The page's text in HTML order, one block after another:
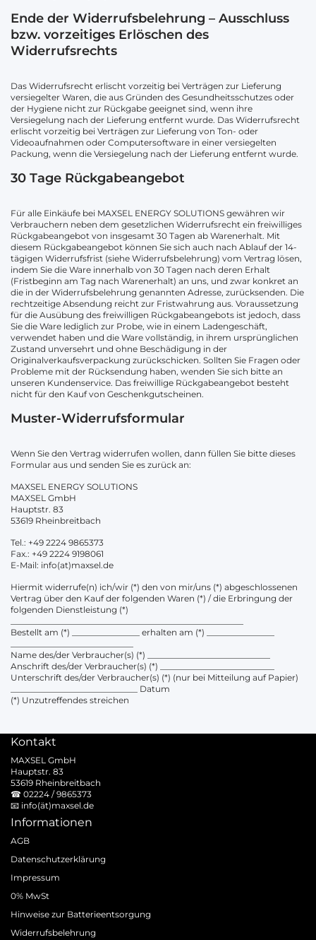
Ende der Widerrufsbelehrung – Ausschluss
bzw. vorzeitiges Erlöschen des
Widerrufsrechts
Das Widerrufsrecht erlischt vorzeitig bei Verträgen zur Lieferung
versiegelter Waren, die aus Gründen des Gesundheitsschutzes oder
der Hygiene nicht zur Rückgabe geeignet sind, wenn ihre
Versiegelung nach der Lieferung entfernt wurde. Das Widerrufsrecht
erlischt vorzeitig bei Verträgen zur Lieferung von Ton- oder
Videoaufnahmen oder Computersoftware in einer versiegelten
Packung, wenn die Versiegelung nach der Lieferung entfernt wurde.
30 Tage Rückgabeangebot
Für alle Einkäufe bei MAXSEL ENERGY SOLUTIONS gewähren wir
Verbrauchern neben dem gesetzlichen Widerrufsrecht ein freiwilliges
Rückgabeangebot von insgesamt 30 Tagen ab Warenerhalt. Mit
diesem Rückgabeangebot können Sie sich auch nach Ablauf der 14-
tägigen Widerrufsfrist (siehe Widerrufsbelehrung) vom Vertrag lösen,
indem Sie die Ware innerhalb von 30 Tagen nach deren Erhalt
(Fristbeginn am Tag nach Warenerhalt) an uns, und zwar konkret an
die in der Widerrufsbelehrung genannten Adresse, zurücksenden. Die
rechtzeitige Absendung reicht zur Fristwahrung aus. Voraussetzung
für die Ausübung des freiwilligen Rückgabeangebots ist jedoch, dass
Sie die Ware lediglich zur Probe, wie in einem Ladengeschäft,
verwendet haben und die Ware vollständig, in ihrem ursprünglichen
Zustand unversehrt und ohne Beschädigung in der
Originalverkaufsverpackung zurückschicken. Sollten Sie Fragen oder
Probleme mit der Rücksendung haben, wenden Sie sich bitte an
unseren Kundenservice. Das freiwillige Rückgabeangebot besteht
nicht für den Kauf von Geschenkgutscheinen.
Muster-Widerrufsformular
Wenn Sie den Vertrag widerrufen wollen, dann füllen Sie bitte dieses
Formular aus und senden Sie es zurück an:
MAXSEL ENERGY SOLUTIONS
MAXSEL GmbH
Hauptstr. 83
53619 Rheinbreitbach
Tel.: +49 2224 9865373
Fax.: +49 2224 9198061
E-Mail: info(at)maxsel.de
Hiermit widerrufe(n) ich/wir (*) den von mir/uns (*) abgeschlossenen
Vertrag über den Kauf der folgenden Waren (*) / die Erbringung der
folgenden Dienstleistung (*)
Bestellt am (*) ________________ erhalten am (*) ________________
Name des/der Verbraucher(s) (*) _____________________________
Anschrift des/der Verbraucher(s) (*) ___________________________
Unterschrift des/der Verbraucher(s) (*) (nur bei Mitteilung auf Papier)
______________________________ Datum
(*) Unzutreffendes streichen
Kontakt
MAXSEL GmbH
Hauptstr. 83
53619 Rheinbreitbach
☎ 02224 / 9865373
📧 info(ät)maxsel.de
Informationen
AGB
Datenschutzerklärung
Impressum
0% MwSt
Hinweise zur Batterieentsorgung
Widerrufsbelehrung